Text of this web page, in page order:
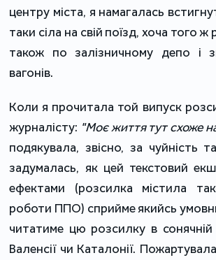
центру міста, я намагалась
таки сіла на свій поїзд, хоча того
також по залізничному депо і
вагонів.
Коли я прочитала той випуск
журналісту: "Моє життя тут схоже
подякувала, звісно, за чуйність
задумалась, як цей текстовий
ефектами (розсилка містила
роботи ППО) сприйме якийсь
читатиме цю розсилку в сонячній
Валенсії чи Каталонії.